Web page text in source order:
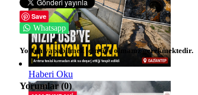
Haberi Oku
Save
Whatsapp
Yorum yapabilmek için üye olmanız gerekmektedir.
Yorumlar (0)